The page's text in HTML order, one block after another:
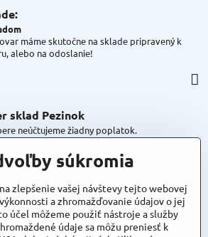
máme skutočne na sklade pripravený k
alebo na odoslanie!
sklad Pezinok
neúčtujeme žiadny poplatok.
súkromia
zlepšenie vašej návštevy tejto webovej
a zhromažďovanie údajov o jej
účel môžeme použiť nástroje a služby
údaje sa môžu preniesť k